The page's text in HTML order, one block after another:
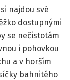
najdou své
dostupnými
se nečistotám
i pohovkou
a v horším
bahnitého